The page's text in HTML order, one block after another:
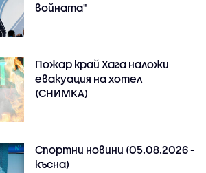
войната"
Пожар край Хага наложи
евакуация на хотел
(СНИМКА)
Спортни новини (05.08.2026 -
късна)